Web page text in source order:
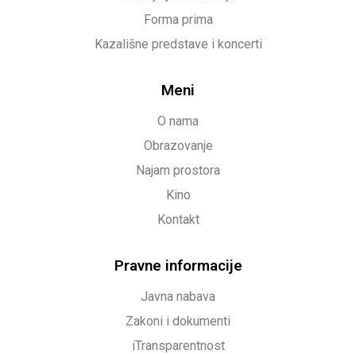
Forma prima
Kazališne predstave i koncerti
Meni
O nama
Obrazovanje
Najam prostora
Kino
Kontakt
Pravne informacije
Javna nabava
Zakoni i dokumenti
iTransparentnost